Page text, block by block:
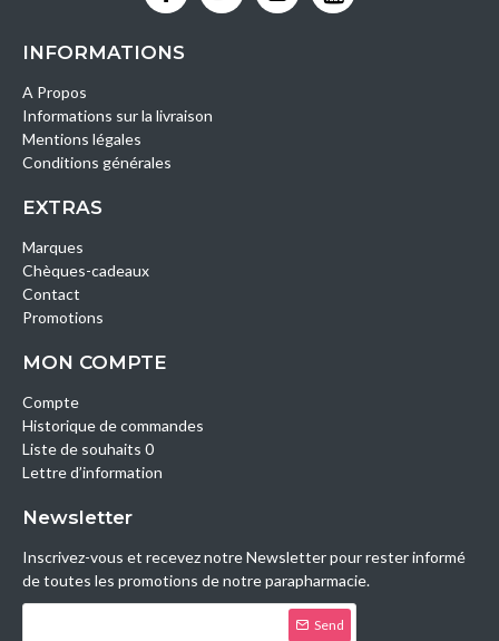
INFORMATIONS
A Propos
Informations sur la livraison
Mentions légales
Conditions générales
EXTRAS
Marques
Chèques-cadeaux
Contact
Promotions
MON COMPTE
Compte
Historique de commandes
Liste de souhaits 0
Lettre d’information
Newsletter
Inscrivez-vous et recevez notre Newsletter pour rester informé
de toutes les promotions de notre parapharmacie.
Send